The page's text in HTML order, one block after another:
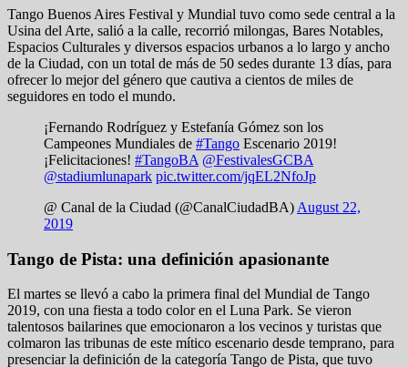
Tango Buenos Aires Festival y Mundial tuvo como sede central a la
Usina del Arte, salió a la calle, recorrió milongas, Bares Notables,
Espacios Culturales y diversos espacios urbanos a lo largo y ancho
de la Ciudad, con un total de más de 50 sedes durante 13 días, para
ofrecer lo mejor del género que cautiva a cientos de miles de
seguidores en todo el mundo.
¡Fernando Rodríguez y Estefanía Gómez son los
Campeones Mundiales de #Tango Escenario 2019!
¡Felicitaciones! #TangoBA @FestivalesGCBA
@stadiumlunapark pic.twitter.com/jqEL2NfoJp
@ Canal de la Ciudad (@CanalCiudadBA) August 22,
2019
Tango de Pista: una definición apasionante
El martes se llevó a cabo la primera final del Mundial de Tango
2019, con una fiesta a todo color en el Luna Park. Se vieron
talentosos bailarines que emocionaron a los vecinos y turistas que
colmaron las tribunas de este mítico escenario desde temprano, para
presenciar la definición de la categoría Tango de Pista, que tuvo